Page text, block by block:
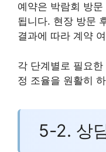
예약은 박람회 방
됩니다. 현장 방문
결과에 따라 계약
각 단계별로 필요
정 조율을 원활히
5-2. 상